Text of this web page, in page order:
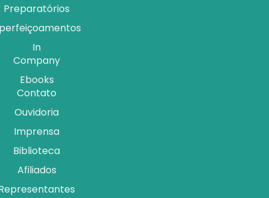
Preparatórios
In
Company
Ebooks
Contato
Ouvidoria
Imprensa
Biblioteca
Afiliados